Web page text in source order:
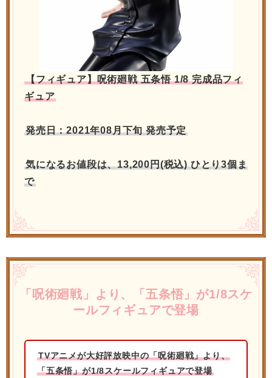
【フィギュア】呪術廻戦 五条悟 1/8 完成品フィ
ギュア
発売日：2021年08月下旬 発売予定
気になるお値段は、13,200円(税込) ひとり3個ま
で
「呪術廻戦」より、「五条悟」が1/8スケ
ールフィギュアで登場
TVアニメが大好評放映中の「呪術廻戦」より、
「五条悟」が1/8スケールフィギュアで登場